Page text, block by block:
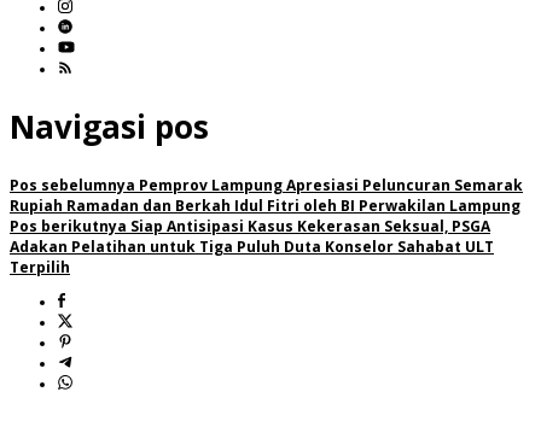
Navigasi pos
Pos sebelumnya Pemprov Lampung Apresiasi Peluncuran Semarak
Rupiah Ramadan dan Berkah Idul Fitri oleh BI Perwakilan Lampung
Pos berikutnya Siap Antisipasi Kasus Kekerasan Seksual, PSGA
Adakan Pelatihan untuk Tiga Puluh Duta Konselor Sahabat ULT
Terpilih